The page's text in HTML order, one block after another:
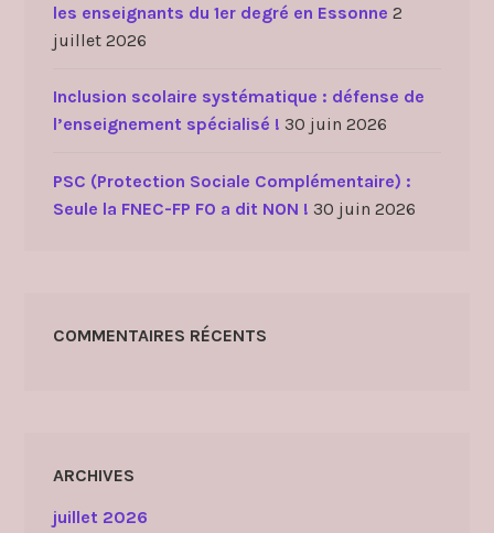
les enseignants du 1er degré en Essonne 2
juillet 2026
Inclusion scolaire systématique : défense de
l’enseignement spécialisé ! 30 juin 2026
PSC (Protection Sociale Complémentaire) :
Seule la FNEC-FP FO a dit NON ! 30 juin 2026
COMMENTAIRES RÉCENTS
ARCHIVES
juillet 2026